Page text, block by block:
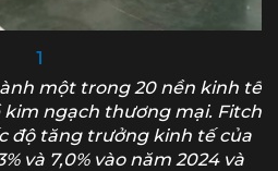
1
một trong 20 nền kinh tế
ngạch thương mại. Fitch
độ tăng trưởng kinh tế của
và 7,0% vào năm 2024 và